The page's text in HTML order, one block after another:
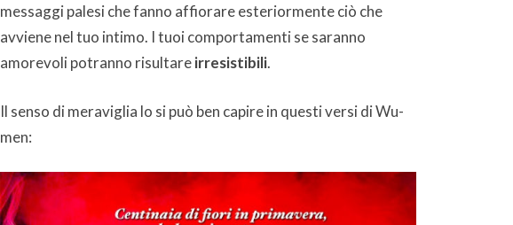
messaggi palesi che fanno affiorare esteriormente ciò che
avviene nel tuo intimo. I tuoi comportamenti se saranno
amorevoli potranno risultareirresistibili.
Il senso di meraviglia lo si può ben capire in questi versi di Wu-
men: